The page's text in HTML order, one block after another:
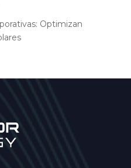
Optimizan